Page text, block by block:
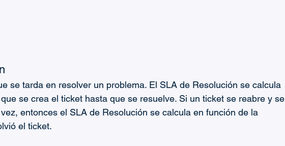
se tarda en resolver un problema. El SLA de Resolución se calcula
se crea el ticket hasta que se resuelve. Si un ticket se reabre y se
entonces el SLA de Resolución se calcula en función de la
el ticket.